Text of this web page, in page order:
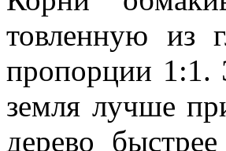
товленную из
пропорции 1:1.
земля лучше
дерево